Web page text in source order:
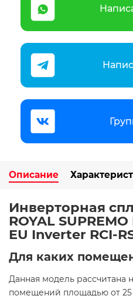
Описание
Инверторная
ROYAL
EU Inverter RCI-
Для каких
Данная модель рассчитана
помещений площадью от 25